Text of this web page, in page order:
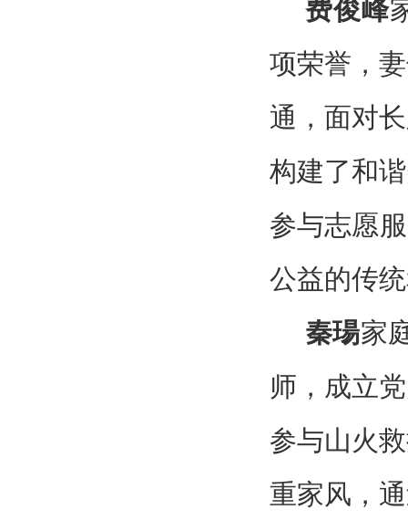
费俊峰
项荣誉，
通，面对
构建了和
参与志愿
公益的传
秦瑒家
师，成立
参与山火
重家风，